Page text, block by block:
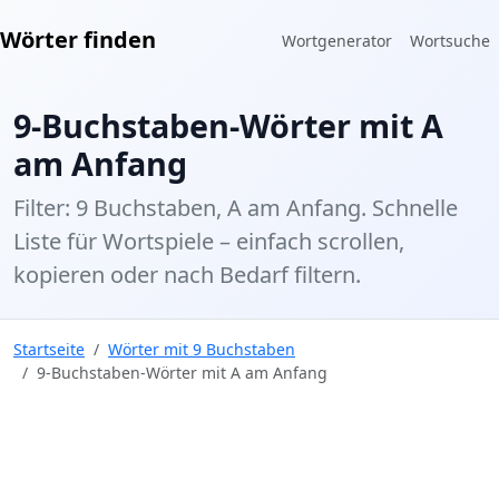
Wörter finden Wortgenerator Wortsuche
9-Buchstaben-Wörter mit A
am Anfang
Filter: 9 Buchstaben, A am Anfang. Schnelle
Liste für Wortspiele – einfach scrollen,
kopieren oder nach Bedarf filtern.
Startseite
Wörter mit 9 Buchstaben
9-Buchstaben-Wörter mit A am Anfang